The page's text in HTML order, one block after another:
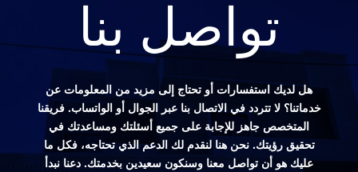
تواصل بنا
هل لديك استفسارات أو تحتاج إلى مزيد من المعلومات عن
خدماتنا؟ لا تتردد في الاتصال بنا عبر الجوال أو الواتساب. فريقنا
المتخصص جاهز للإجابة على جميع أسئلتك ومساعدتك في
تحقيق رؤيتك. نحن هنا لنقدم لك الدعم الذي تحتاجه، فكل ما
عليك هو أن تواصل معنا وسنكون سعيدين بخدمتك. دعنا نبدأ